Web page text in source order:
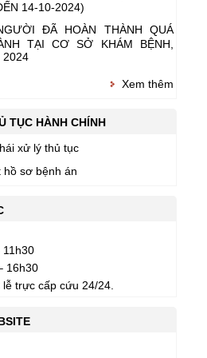
14-10-2024)
ĐÃ HOÀN THÀNH QUÁ
TẠI CƠ SỞ KHÁM BỆNH,
2024
Xem thêm
TỤC HÀNH CHÍNH
xử lý thủ tục
hồ sơ bệnh án
16h30
trực cấp cứu 24/24.